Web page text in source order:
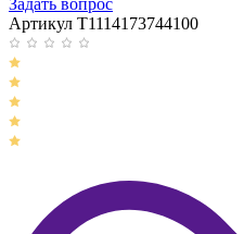
Задать вопрос
Артикул T1114173744100